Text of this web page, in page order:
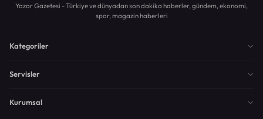
Yazar Gazetesi - Türkiye ve dünyadan son dakika haberler, gündem, ekonomi,
spor, magazin haberleri
Kategoriler
Servisler
Kurumsal